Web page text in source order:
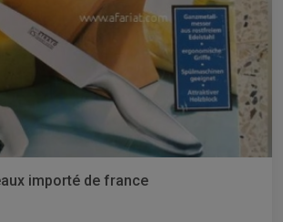
importé de france